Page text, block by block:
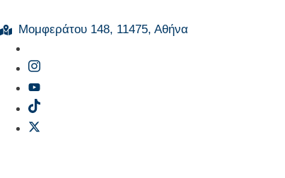
Μομφεράτου 148, 11475, Αθήνα